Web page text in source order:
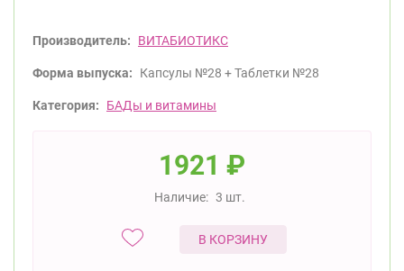
Производитель: ВИТАБИОТИКС
Форма выпуска: Капсулы №28 + Таблетки №28
Категория: БАДы и витамины
1921 ₽
Наличие: 3 шт.
В КОРЗИНУ